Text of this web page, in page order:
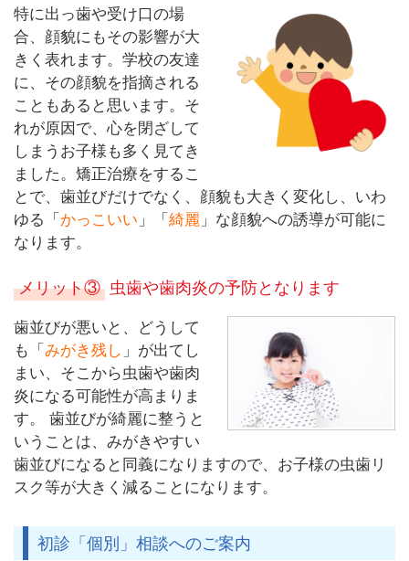
特に出っ歯や受け口の場
合、顔貌にもその影響が大
きく表れます。学校の友達
に、その顔貌を指摘される
こともあると思います。そ
れが原因で、心を閉ざして
しまうお子様も多く見てき
ました。矯正治療をするこ
とで、歯並びだけでなく、顔貌も大きく変化し、いわ
ゆる「 かっこいい 」「 綺麗」な顔貌への誘導が可能に
なります。
メリット③ 虫歯や歯肉炎の予防となります
歯並びが悪いと、どうして
も「 みがき残し 」が出てし
まい、そこから虫歯や歯肉
炎になる可能性が高まりま
す。 歯並びが綺麗に整うと
いうことは、みがきやすい
歯並びになると同義になりますので、お子様の虫歯リ
スク等が大きく減ることになります。
初診「個別」相談へのご案内